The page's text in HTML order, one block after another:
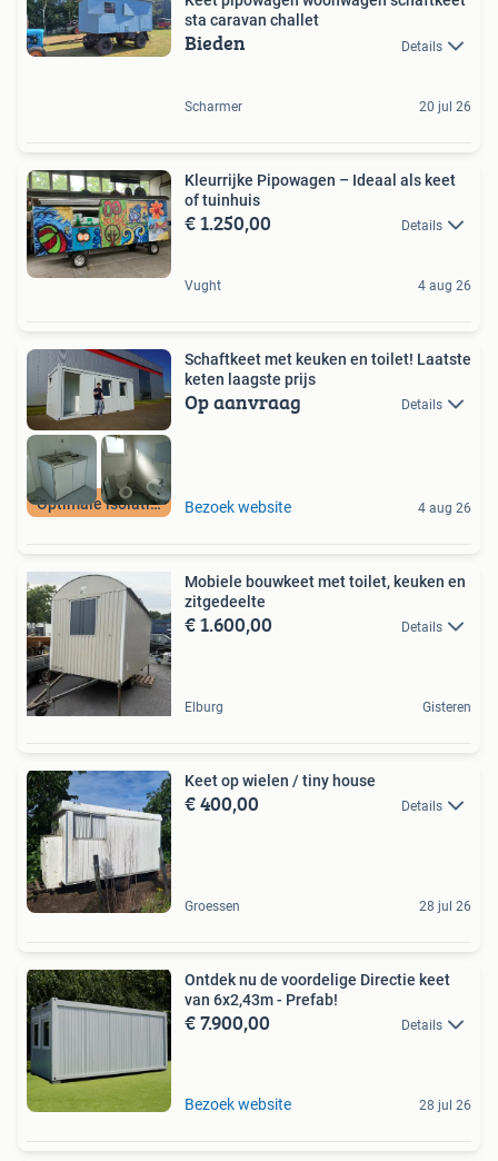
sta caravan challet
Bieden Details
Scharmer 20 jul 26
Kleurrijke Pipowagen – Ideaal als keet
of tuinhuis
€ 1.250,00 Details
Vught 4 aug 26
Optimale isolatie!
Schaftkeet met keuken en toilet! Laatste
keten laagste prijs
Op aanvraag Details
Bezoek website 4 aug 26
Mobiele bouwkeet met toilet, keuken en
zitgedeelte
€ 1.600,00 Details
Elburg Gisteren
Keet op wielen / tiny house
€ 400,00 Details
Groessen 28 jul 26
Ontdek nu de voordelige Directie keet
van 6x2,43m - Prefab!
€ 7.900,00 Details
Bezoek website 28 jul 26